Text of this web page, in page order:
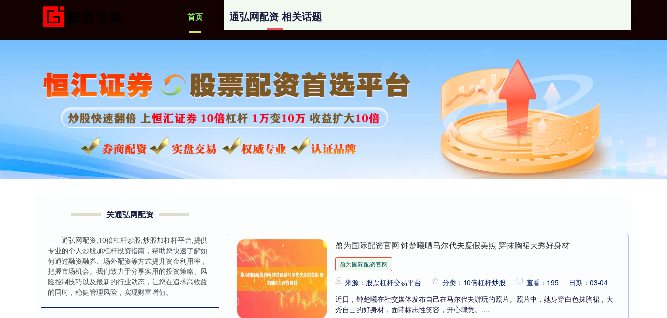
首页 通弘网配资
通弘网配资 相关话题
盈为国际配资官网 钟楚曦晒马尔代夫度假美照 穿抹胸裙大秀好身材
盈为国际配资官网
来源：股票杠杆交易平台 分类：10倍杠杆炒股 查看：195
日期：03-04
近日，钟楚曦在社交媒体发布自己在马尔代夫游玩的照片。照片中，她身穿白色抹胸裙，大
秀自己的好身材，面带标志性笑容，开心肆意。....
关通弘网配资
通弘网配资,10倍杠杆炒股,炒股加杠杆平台,提供
专业的个人炒股加杠杆投资指南，帮助您快速了解如
何通过融资融券、场外配资等方式提升资金利用率，
把握市场机会。我们致力于分享实用的投资策略、风
险控制技巧以及最新的行业动态，让您在追求高收益
的同时，稳健管理风险，实现财富增值。